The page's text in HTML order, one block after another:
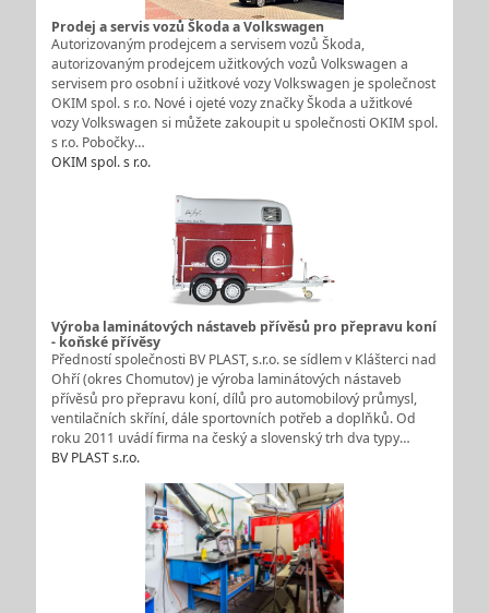
Prodej a servis vozů Škoda a Volkswagen
Autorizovaným prodejcem a servisem vozů Škoda,
autorizovaným prodejcem užitkových vozů Volkswagen a
servisem pro osobní i užitkové vozy Volkswagen je společnost
OKIM spol. s r.o. Nové i ojeté vozy značky Škoda a užitkové
vozy Volkswagen si můžete zakoupit u společnosti OKIM spol.
s r.o. Pobočky…
OKIM spol. s r.o.
Výroba laminátových nástaveb přívěsů pro přepravu koní
- koňské přívěsy
Předností společnosti BV PLAST, s.r.o. se sídlem v Klášterci nad
Ohří (okres Chomutov) je výroba laminátových nástaveb
přívěsů pro přepravu koní, dílů pro automobilový průmysl,
ventilačních skříní, dále sportovních potřeb a doplňků. Od
roku 2011 uvádí firma na český a slovenský trh dva typy…
BV PLAST s.r.o.